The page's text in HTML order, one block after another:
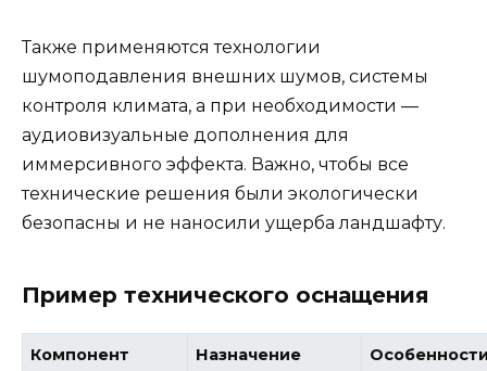
Также применяются технологии
шумоподавления внешних шумов, системы
контроля климата, а при необходимости —
аудиовизуальные дополнения для
иммерсивного эффекта. Важно, чтобы все
технические решения были экологически
безопасны и не наносили ущерба ландшафту.
Пример технического оснащения
Компонент Назначение